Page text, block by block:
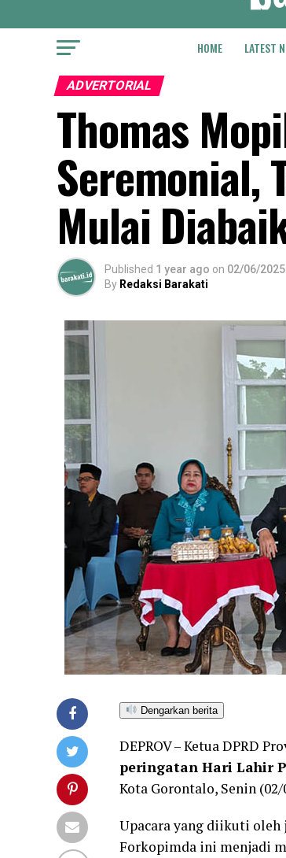
HOME LATEST
ADVERTORIAL
Thomas
Seremonial,
Mulai
Published 1 year ago on 02/06/2025
By Redaksi Barakati
Dengarkan berita
DEPROV – Ketua DPRD
peringatan Hari Lahir
Kota Gorontalo, Senin (02/
Upacara yang diikuti oleh
Forkopimda ini menjadi